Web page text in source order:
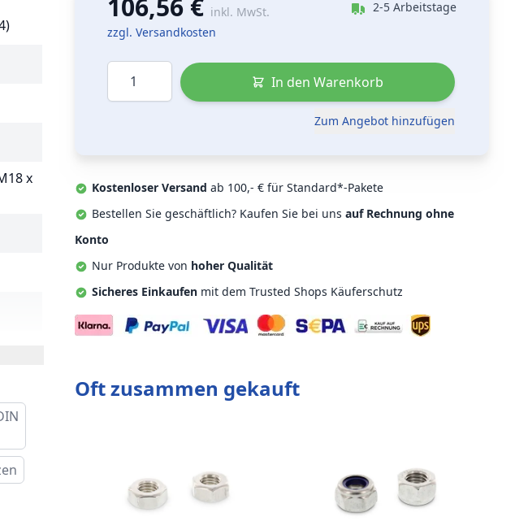
x
106,56 € inkl. MwSt.
zzgl. Versandkosten
2-5 Arbeitstage
Menge
In den Warenkorb
Zum Angebot hinzufügen
Kostenloser Versand ab 100,- € für Standard*-Pakete
Bestellen Sie geschäftlich? Kaufen Sie bei uns auf Rechnung ohne
Konto
Nur Produkte von hoher Qualität
Sicheres Einkaufen mit dem Trusted Shops Käuferschutz
Oft zusammen gekauft